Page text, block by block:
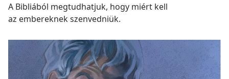
A Bibliából megtudhatjuk, hogy miért kell
az embereknek szenvedniük.